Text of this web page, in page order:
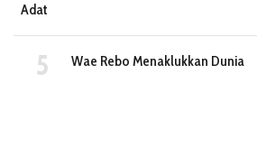
Adat
Wae Rebo Menaklukkan Dunia